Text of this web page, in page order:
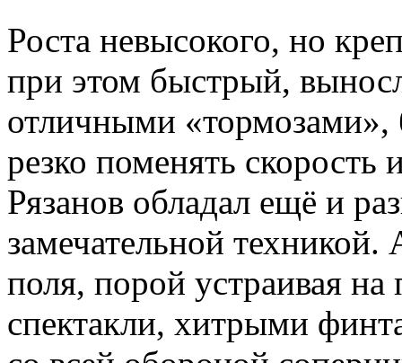
Роста невысокого, но
при этом быстрый,
отличными «тормозами»,
резко поменять скорость
Рязанов обладал ещё и
замечательной
поля, порой устраивая
спектакли, хитрыми